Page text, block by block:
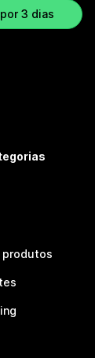
3 dias
produtos